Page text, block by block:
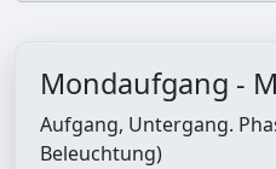
Mondaufgang -
Aufgang, Untergang.
Beleuchtung)